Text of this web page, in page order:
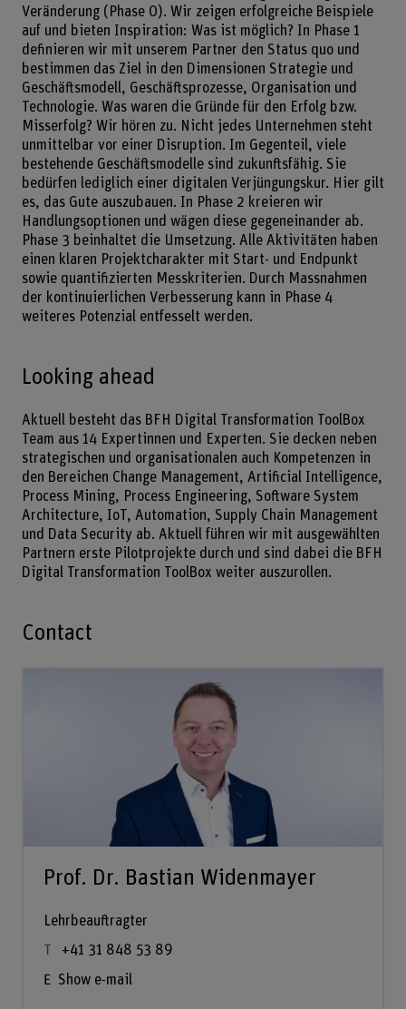
Veränderung (Phase 0). Wir zeigen erfolgreiche Beispiele
auf und bieten Inspiration: Was ist möglich? In Phase 1
definieren wir mit unserem Partner den Status quo und
bestimmen das Ziel in den Dimensionen Strategie und
Geschäftsmodell, Geschäftsprozesse, Organisation und
Technologie. Was waren die Gründe für den Erfolg bzw.
Misserfolg? Wir hören zu. Nicht jedes Unternehmen steht
unmittelbar vor einer Disruption. Im Gegenteil, viele
bestehende Geschäftsmodelle sind zukunftsfähig. Sie
bedürfen lediglich einer digitalen Verjüngungskur. Hier gilt
es, das Gute auszubauen. In Phase 2 kreieren wir
Handlungsoptionen und wägen diese gegeneinander ab.
Phase 3 beinhaltet die Umsetzung. Alle Aktivitäten haben
einen klaren Projektcharakter mit Start- und Endpunkt
sowie quantifizierten Messkriterien. Durch Massnahmen
der kontinuierlichen Verbesserung kann in Phase 4
weiteres Potenzial entfesselt werden.
Looking ahead
Aktuell besteht das BFH Digital Transformation ToolBox
Team aus 14 Expertinnen und Experten. Sie decken neben
strategischen und organisationalen auch Kompetenzen in
den Bereichen Change Management, Artificial Intelligence,
Process Mining, Process Engineering, Software System
Architecture, IoT, Automation, Supply Chain Management
und Data Security ab. Aktuell führen wir mit ausgewählten
Partnern erste Pilotprojekte durch und sind dabei die BFH
Digital Transformation ToolBox weiter auszurollen.
Contact
Prof. Dr. Bastian Widenmayer
Lehrbeauftragter
+41 31 848 53 89
Show e-mail